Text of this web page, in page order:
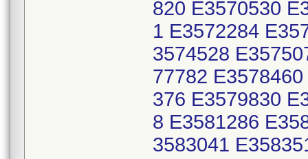
820 E3570530
1 E3572284
3574528
77782
376 E3579830
8 E3581286
3583041